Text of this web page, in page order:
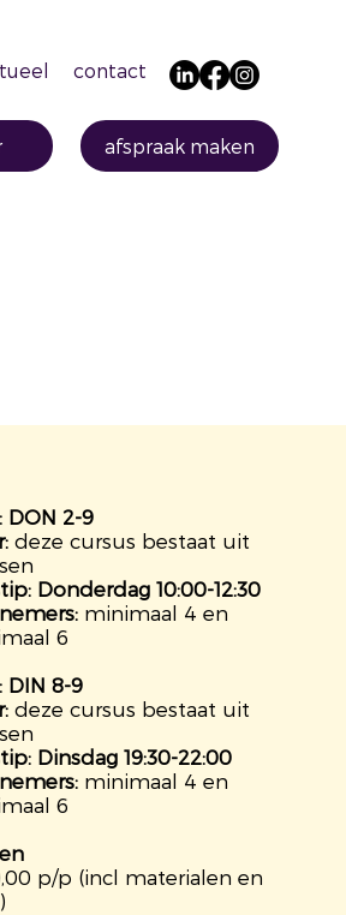
afspraak maken
contact
DON 2-9
deze cursus bestaat uit
Donderdag 10:00-12:30
minimaal 4 en
6
DIN 8-9
deze cursus bestaat uit
Dinsdag 19:30-22:00
minimaal 4 en
6
p/p (incl materialen en